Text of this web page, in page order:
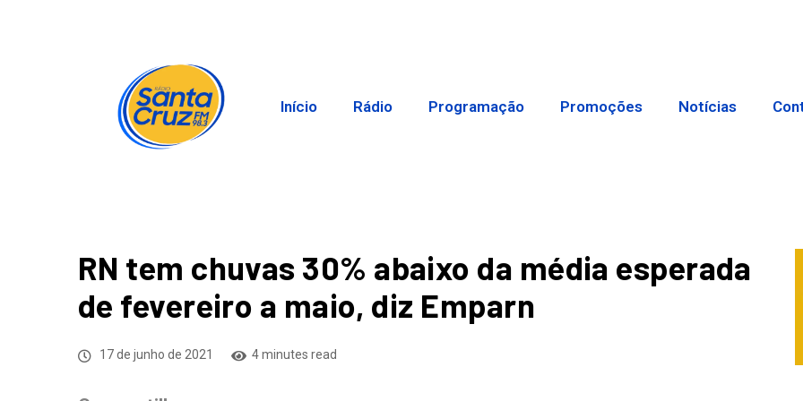
Início Rádio Programação Promoções Notícias
RN tem chuvas 30% abaixo da média esperada
de fevereiro a maio, diz Emparn
17 de junho de 2021 4 minutes read